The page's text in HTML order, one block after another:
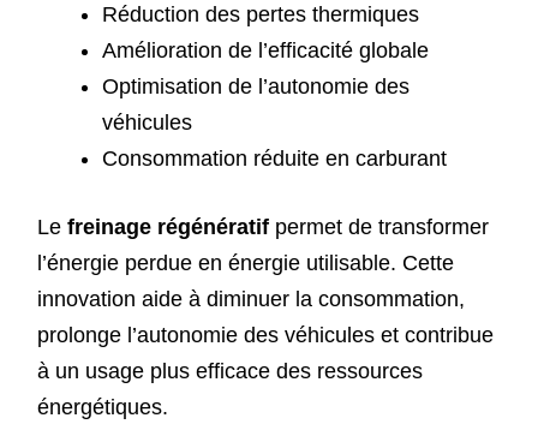
Réduction des pertes thermiques
Amélioration de l’efficacité globale
Optimisation de l’autonomie des
véhicules
Consommation réduite en carburant
Le freinage régénératifpermet de transformer
l’énergie perdue en énergie utilisable. Cette
innovation aide à diminuer la consommation,
prolonge l’autonomie des véhicules et contribue
à un usage plus efficace des ressources
énergétiques.